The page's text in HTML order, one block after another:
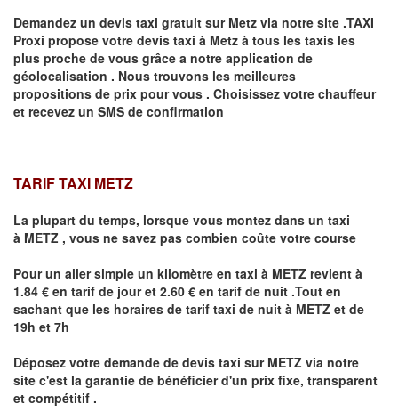
Demandez un devis taxi gratuit sur Metz via notre site .TAXI
Proxi propose votre devis taxi à Metz à tous les taxis les
plus proche de vous grâce a notre application de
géolocalisation . Nous trouvons les meilleures
propositions de prix pour vous . Choisissez votre chauffeur
et recevez un SMS de confirmation
TARIF TAXI METZ
La plupart du temps, lorsque vous montez dans un taxi
à METZ , vous ne savez pas combien coûte votre course
Pour un aller simple un kilomètre en taxi à METZ revient à
1.84 € en tarif de jour et 2.60 € en tarif de nuit .Tout en
sachant que les horaires de tarif taxi de nuit à METZ et de
19h et 7h
Déposez votre demande de devis taxi sur METZ via notre
site c'est la garantie de bénéficier d'un prix fixe, transparent
et compétitif .